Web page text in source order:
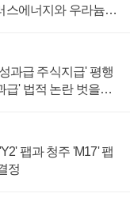
스에너지와 우라늄
과급 주식지급' 평행
급' 법적 논란 벗을지
팹과 청주 'M17' 팹
정